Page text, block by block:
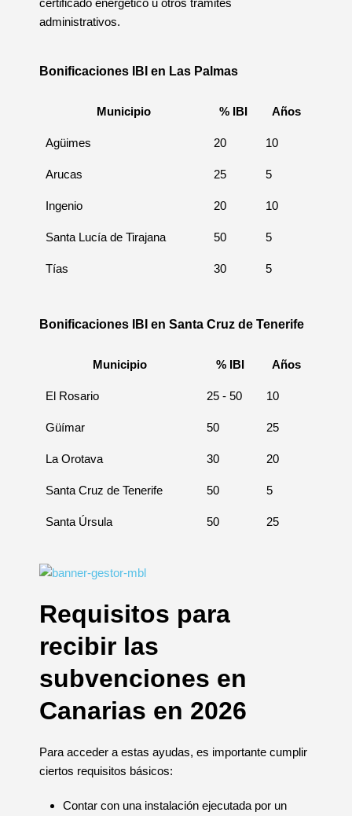
certificado energético u otros trámites
administrativos.
Bonificaciones IBI en Las Palmas
Municipio % IBI Años
Agüimes 20 10
Arucas 25 5
Ingenio 20 10
Santa Lucía de Tirajana 50 5
Tías 30 5
Bonificaciones IBI en Santa Cruz de Tenerife
Municipio % IBI Años
El Rosario 25 - 50 10
Güímar 50 25
La Orotava 30 20
Santa Cruz de Tenerife 50 5
Santa Úrsula 50 25
Requisitos para
recibir las
subvenciones en
Canarias en 2026
Para acceder a estas ayudas, es importante cumplir
ciertos requisitos básicos:
Contar con una instalación ejecutada por un